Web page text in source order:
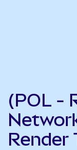
(POL -
Render